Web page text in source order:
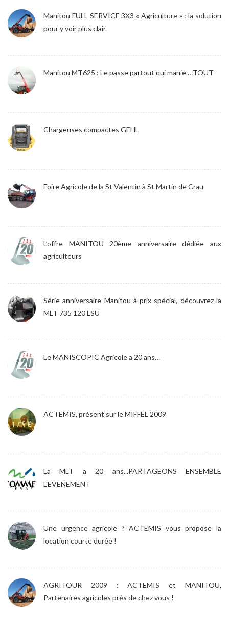
Manitou FULL SERVICE 3X3 « Agriculture » : la solution
pour y voir plus clair.
Manitou MT625 : Le passe partout qui manie …TOUT
Chargeuses compactes GEHL
Foire Agricole de la St Valentin à St Martin de Crau
L’offre MANITOU 20ème anniversaire dédiée aux
agriculteurs
Série anniversaire Manitou à prix spécial, découvrez la
MLT 735 120 LSU
Le MANISCOPIC Agricole a 20 ans…
ACTEMIS, présent sur le MIFFEL 2009
La MLT a 20 ans...PARTAGEONS ENSEMBLE
L'EVENEMENT
Une urgence agricole ? ACTEMIS vous propose la
location courte durée !
AGRITOUR 2009 : ACTEMIS et MANITOU,
Partenaires agricoles prés de chez vous !